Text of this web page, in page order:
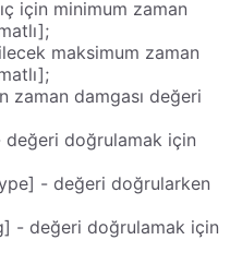
için minimum zaman
maksimum zaman
zaman damgası değeri
doğrulamak için
- değeri doğrularken
- değeri doğrulamak için